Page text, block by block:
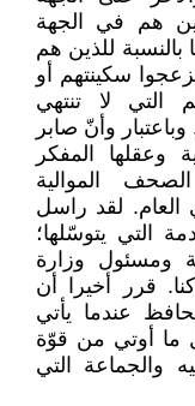
فالذين هم في الجهة
للذين هم
سكينتهم أو
لا تنتهي
وأنّ صابر
وعقلها المفكر
الموالية
لقد راسل
التي يتوسّلها؛
ومسئول وزارة
قرر أخيرا أن
عندما يأتي
ما أوتي من قوّة
والجماعة التي